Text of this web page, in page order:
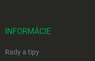
INFORMÁCIE
Rady a tipy